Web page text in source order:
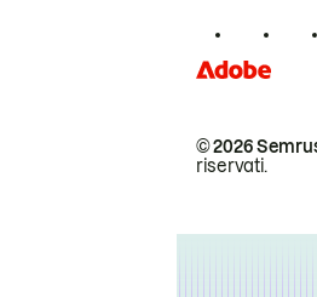
© 2026
riservati.